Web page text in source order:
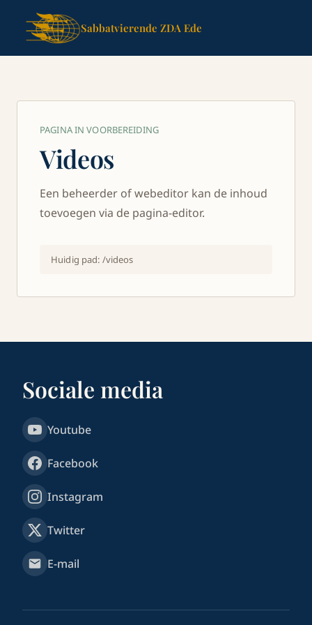
Sabbatvierende ZDA Ede
PAGINA IN VOORBEREIDING
Videos
Een beheerder of webeditor kan de inhoud
toevoegen via de pagina-editor.
Huidig pad: /videos
Sociale media
Youtube
Facebook
Instagram
Twitter
E-mail